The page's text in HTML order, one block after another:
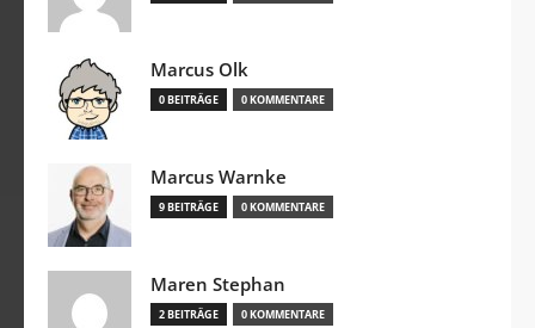
Marcus Olk
0 BEITRÄGE 0 KOMMENTARE
Marcus Warnke
9 BEITRÄGE 0 KOMMENTARE
Maren Stephan
2 BEITRÄGE 0 KOMMENTARE